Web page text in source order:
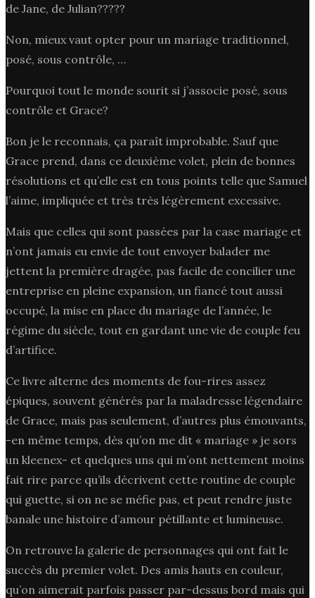
de Jane, de Julian?????
Non, mieux vaut opter pour un mariage traditionnel,
posé, sous contrôle, …
Pourquoi tout le monde sourit si j’associe posé, sous
contrôle et Grace?
Bon je le reconnais, ça paraît improbable. Sauf que
Grace prend, dans ce deuxième volet, plein de bonnes
résolutions et qu’elle est en tous points telle que Samuel
l’aime, impliquée et très très légèrement excessive.
Mais que celles qui sont passées par la case mariage et
n’ont jamais eu envie de tout envoyer balader me
jettent la première dragée, pas facile de concilier une
entreprise en pleine expansion, un fiancé tout aussi
occupé, la mise en place du mariage de l’année, le
régime du siècle, tout en gardant une vie de couple feu
d’artifice.
Ce livre alterne des moments de fou-rires assez
épiques, souvent générés par la maladresse légendaire
de Grace, mais pas seulement, d’autres plus émouvants,
-en même temps, dès qu’on me dit « mariage » je sors
un kleenex- et quelques uns qui m’ont nettement moins
fait rire parce qu’ils décrivent cette routine de couple
qui guette, si on ne se méfie pas, et peut rendre juste
banale une histoire d’amour pétillante et lumineuse.
On retrouve la galerie de personnages qui ont fait le
succès du premier volet. Des amis hauts en couleur,
qu’on aimerait parfois passer par-dessus bord mais qui